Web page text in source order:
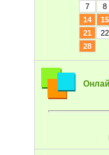
7
8
14
15
21
22
28